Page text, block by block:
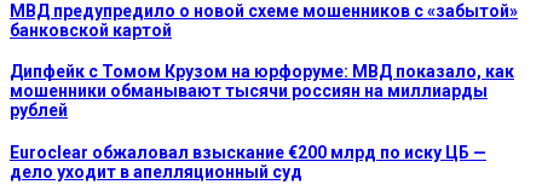
МВД предупредило о новой схеме мошенников с «забытой»
банковской картой
Дипфейк с Томом Крузом на юрфоруме: МВД показало, как
мошенники обманывают тысячи россиян на миллиарды
рублей
Euroclear обжаловал взыскание €200 млрд по иску ЦБ —
дело уходит в апелляционный суд